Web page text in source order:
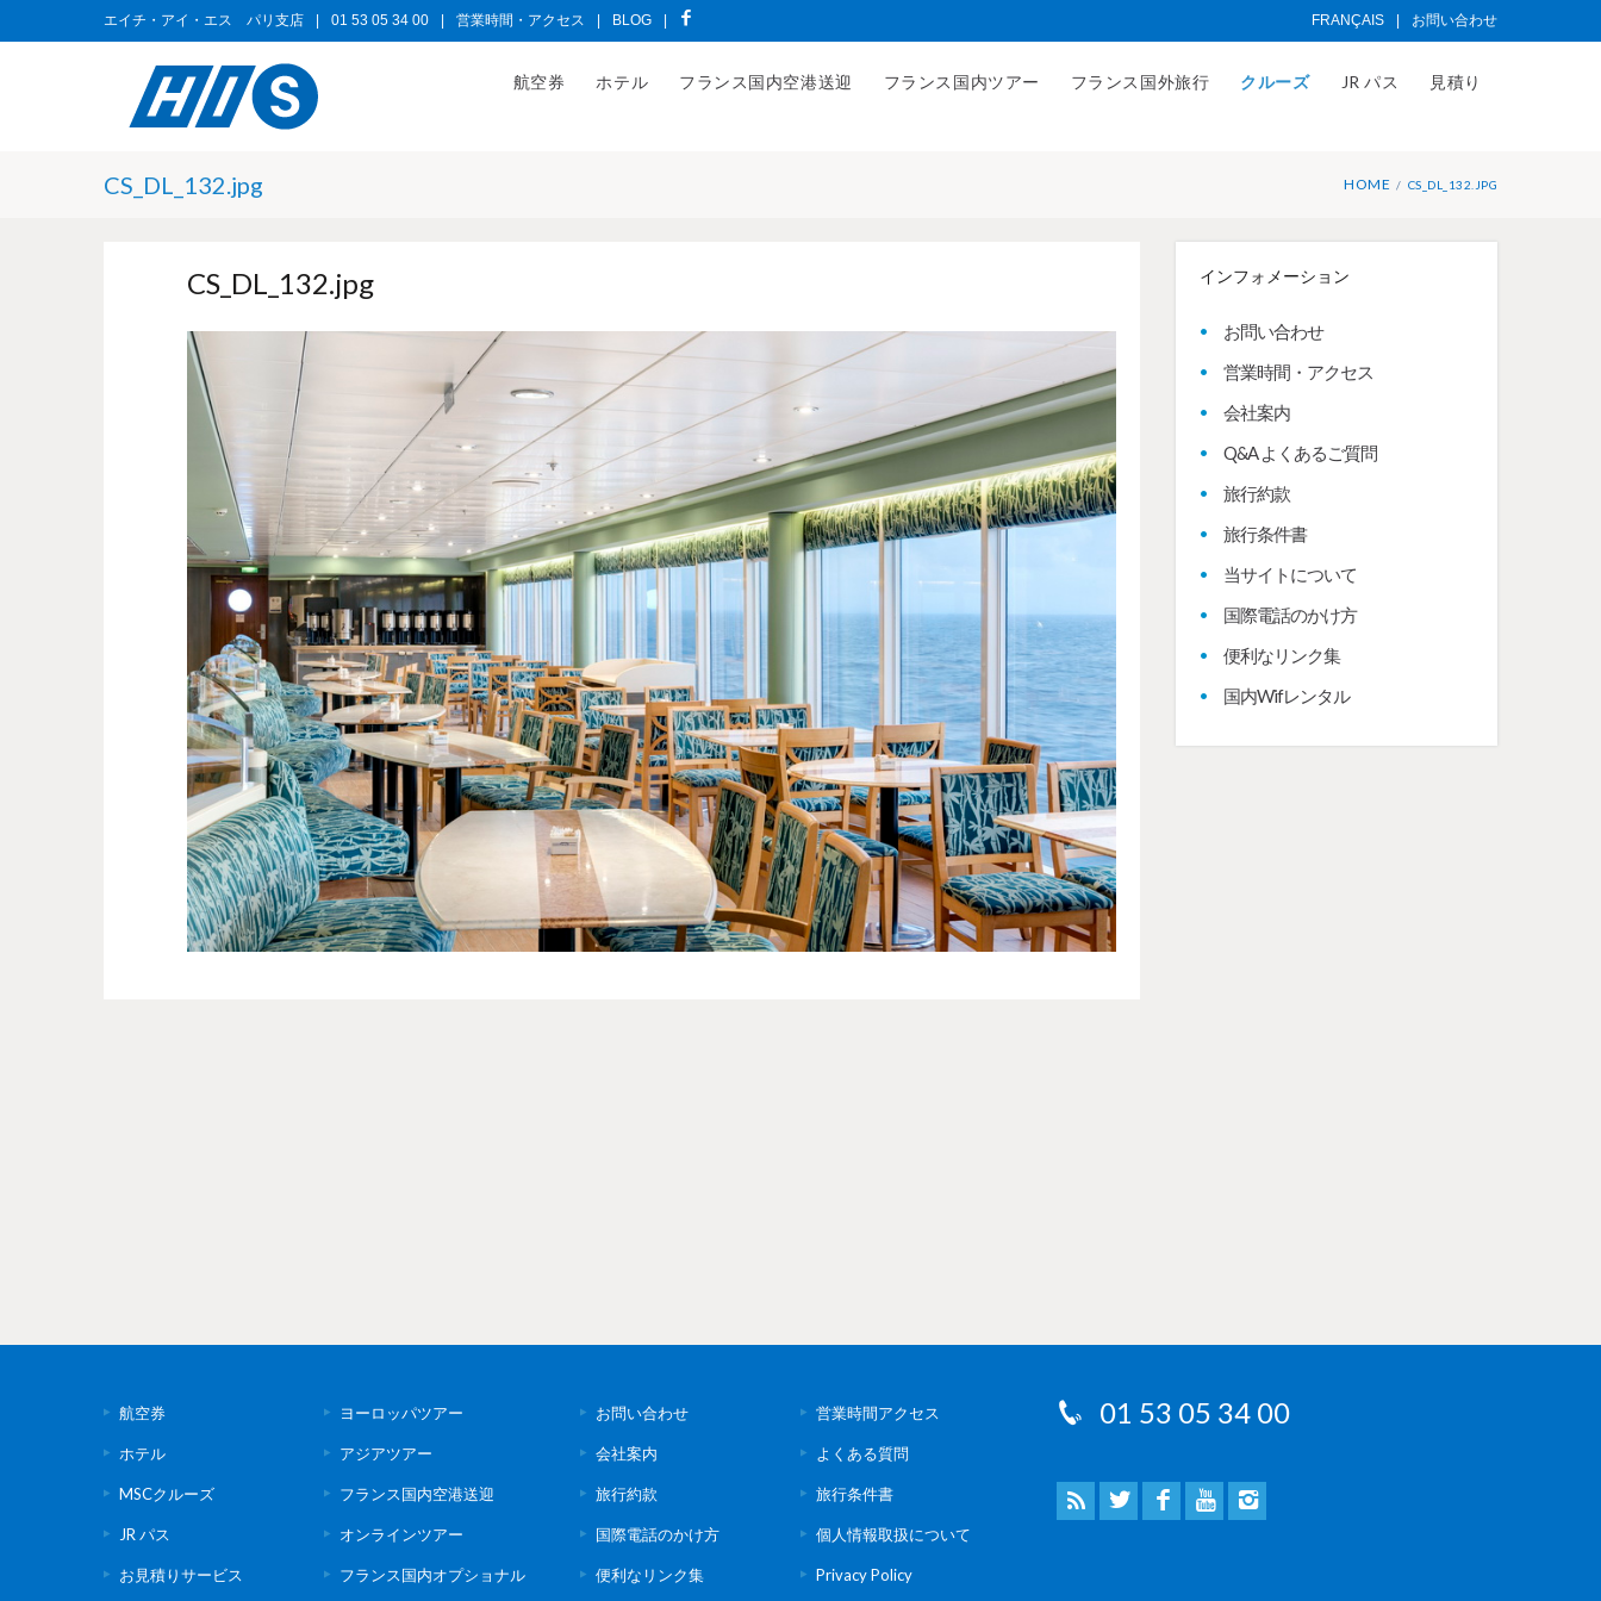
エイチ・アイ・エス パリ支店 01 53 05 34 00 営業時間・アクセス BLOG FRANÇAIS お問い合わせ
航空券 ホテル フランス国内空港送迎 フランス国内ツアー フランス国外旅行 クルーズ JR パス 見積り
CS_DL_132.jpg HOME CS_DL_132.JPG
CS_DL_132.jpg インフォメーション
お問い合わせ
営業時間・アクセス
会社案内
Q&A よくあるご質問
旅行約款
旅行条件書
当サイトについて
国際電話のかけ方
便利なリンク集
国内Wifレンタル
航空券 ヨーロッパツアー
ホテル アジアツアー
MSCクルーズ フランス国内空港送迎
JR パス オンラインツアー
お見積りサービス フランス国内オプショナル
お問い合わせ 営業時間アクセス
会社案内 よくある質問
旅行約款 旅行条件書
国際電話のかけ方 個人情報取扱について
便利なリンク集 Privacy Policy
01 53 05 34 00